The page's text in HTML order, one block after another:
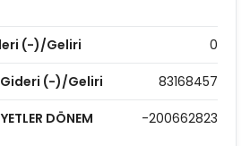
(-)/Geliri 0
(-)/Geliri 83168457
DÖNEM
-200662823